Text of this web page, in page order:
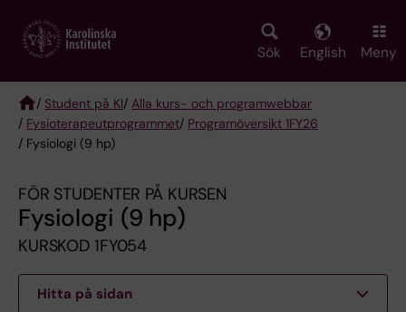
main
Sök English Meny
Breadcrumb
/ Student på KI/ Alla kurs- och programwebbar
/ Fysioterapeut­programmet/ Programöversikt 1FY26
/ Fysiologi (9 hp)
FÖR STUDENTER PÅ KURSEN
Fysiologi (9 hp)
KURSKOD 1FY054
Hitta på sidan